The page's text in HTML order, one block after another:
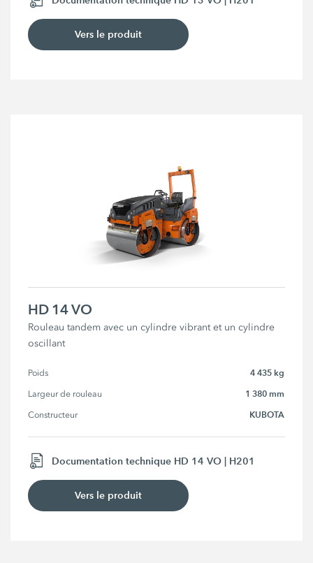
Vers le produit
HD 14 VO
Rouleau tandem avec un cylindre vibrant et un cylindre
oscillant
Poids 4 435 kg
Largeur de rouleau 1 380 mm
Constructeur KUBOTA
Documentation technique HD 14 VO | H201
Vers le produit